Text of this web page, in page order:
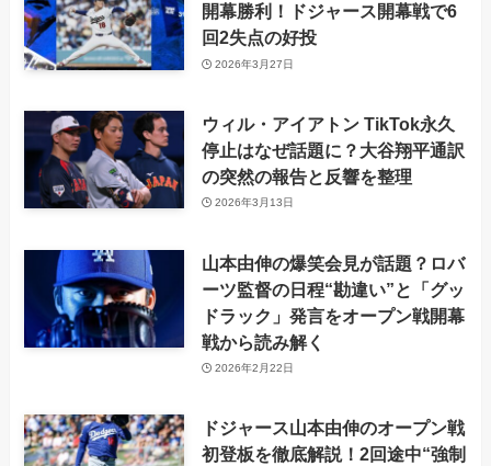
開幕勝利！ドジャース開幕戦で6
回2失点の好投
2026年3月27日
ウィル・アイアトン TikTok永久
停止はなぜ話題に？大谷翔平通訳
の突然の報告と反響を整理
2026年3月13日
山本由伸の爆笑会見が話題？ロバ
ーツ監督の日程“勘違い”と「グッ
ドラック」発言をオープン戦開幕
戦から読み解く
2026年2月22日
ドジャース山本由伸のオープン戦
初登板を徹底解説！2回途中“強制